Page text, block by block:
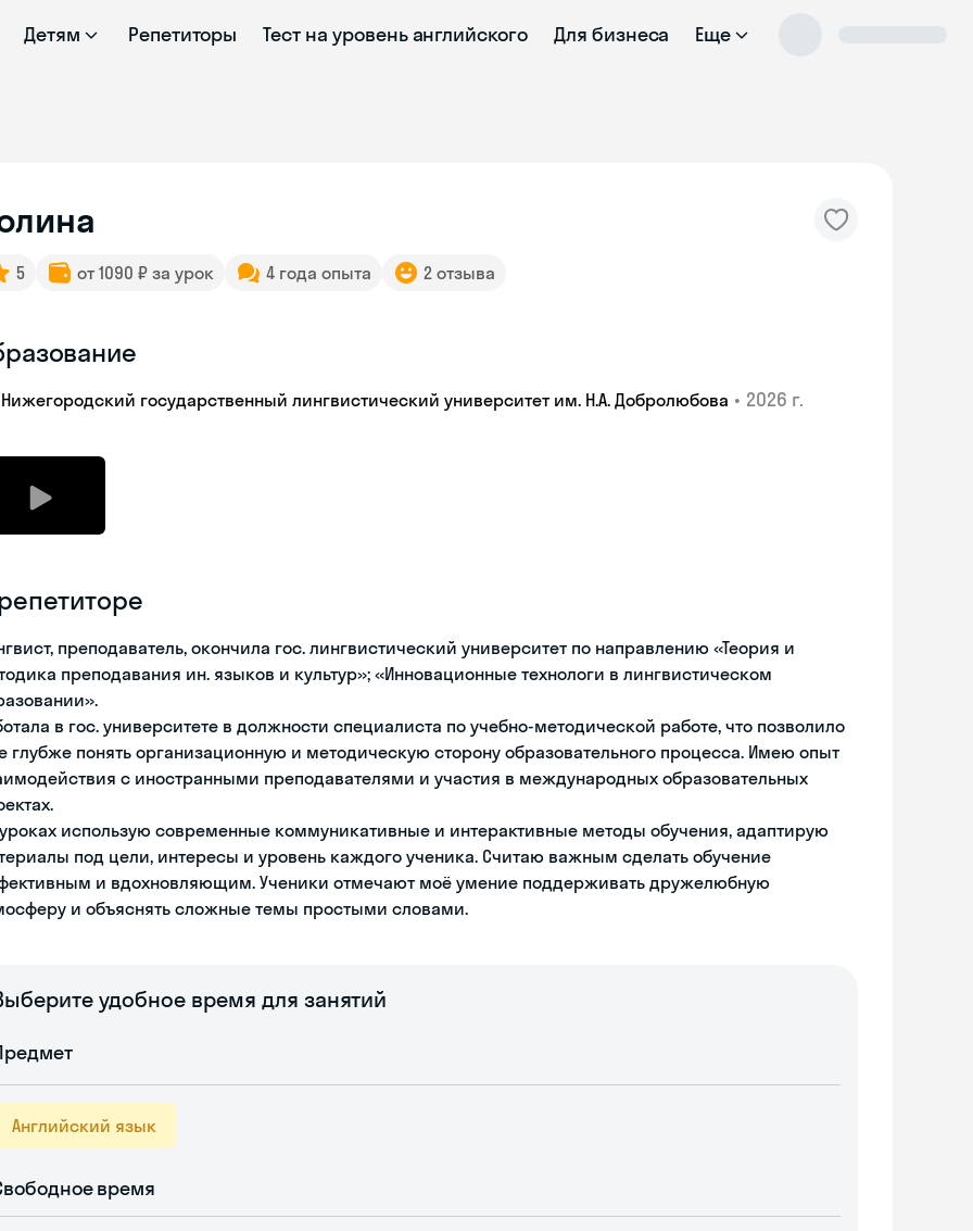
Детям Репетиторы Тест на уровень английского Для бизнеса Еще
5 от 1090 ₽ за урок 4 года опыта 2 отзыва
Нижегородский государственный лингвистический университет им. Н.А. Добролюбова • 2026 г.
преподаватель, окончила гос. лингвистический университет по направлению «Теория и
преподавания ин. языков и культур»; «Инновационные технологи в лингвистическом
в гос. университете в должности специалиста по учебно-методической работе, что позволило
глубже понять организационную и методическую сторону образовательного процесса. Имею опыт
с иностранными преподавателями и участия в международных образовательных
использую современные коммуникативные и интерактивные методы обучения, адаптирую
под цели, интересы и уровень каждого ученика. Считаю важным сделать обучение
и вдохновляющим. Ученики отмечают моё умение поддерживать дружелюбную
и объяснять сложные темы простыми словами.
удобное время для занятий
Английский язык
время